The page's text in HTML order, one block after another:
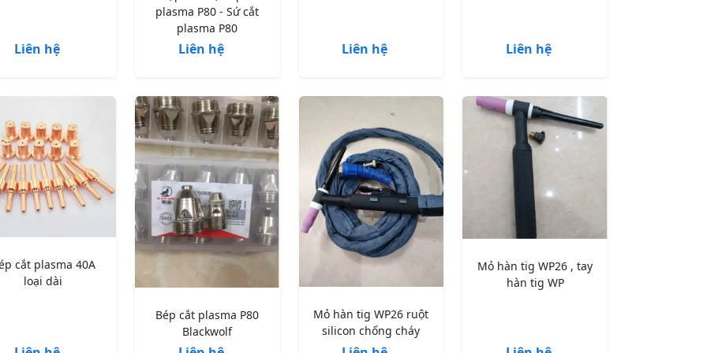
Liên hệ
plasma P80 - Sứ cắt
plasma P80
Liên hệ Liên hệ Liên hệ
cắt plasma 40A
loại dài
Bép cắt plasma P80
Blackwolf
Mỏ hàn tig WP26 ruột
silicon chống cháy
Mỏ hàn tig WP26 , tay
hàn tig WP